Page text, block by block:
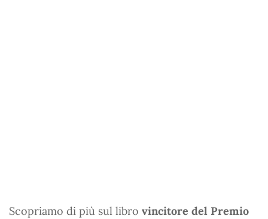
Scopriamo di più sul libro vincitore del Premio